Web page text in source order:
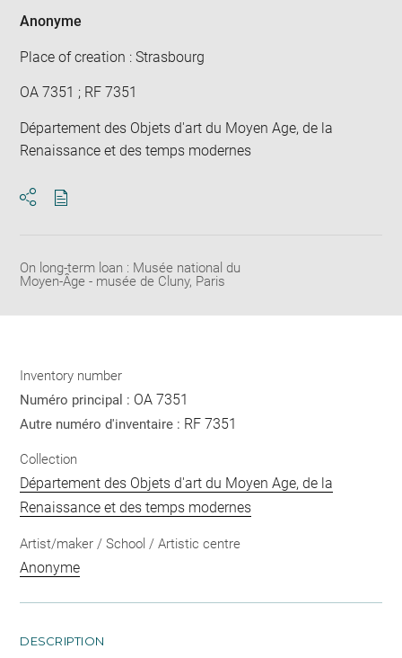
Anonyme
Place of creation : Strasbourg
OA 7351 ; RF 7351
Département des Objets d'art du Moyen Age, de la
Renaissance et des temps modernes
On long-term loan : Musée national du
Moyen-Âge - musée de Cluny, Paris
Inventory number
Numéro principal : OA 7351
Autre numéro d'inventaire : RF 7351
Collection
Département des Objets d'art du Moyen Age, de la
Renaissance et des temps modernes
Artist/maker / School / Artistic centre
Anonyme
DESCRIPTION